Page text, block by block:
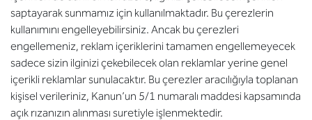
saptayarak sunmamız için kullanılmaktadır. Bu çerezlerin
kullanımını engelleyebilirsiniz. Ancak bu çerezleri
engellemeniz, reklam içeriklerini tamamen engellemeyecek
sadece sizin ilginizi çekebilecek olan reklamlar yerine genel
içerikli reklamlar sunulacaktır. Bu çerezler aracılığıyla toplanan
kişisel verileriniz, Kanun’un 5/1 numaralı maddesi kapsamında
açık rızanızın alınması suretiyle işlenmektedir.